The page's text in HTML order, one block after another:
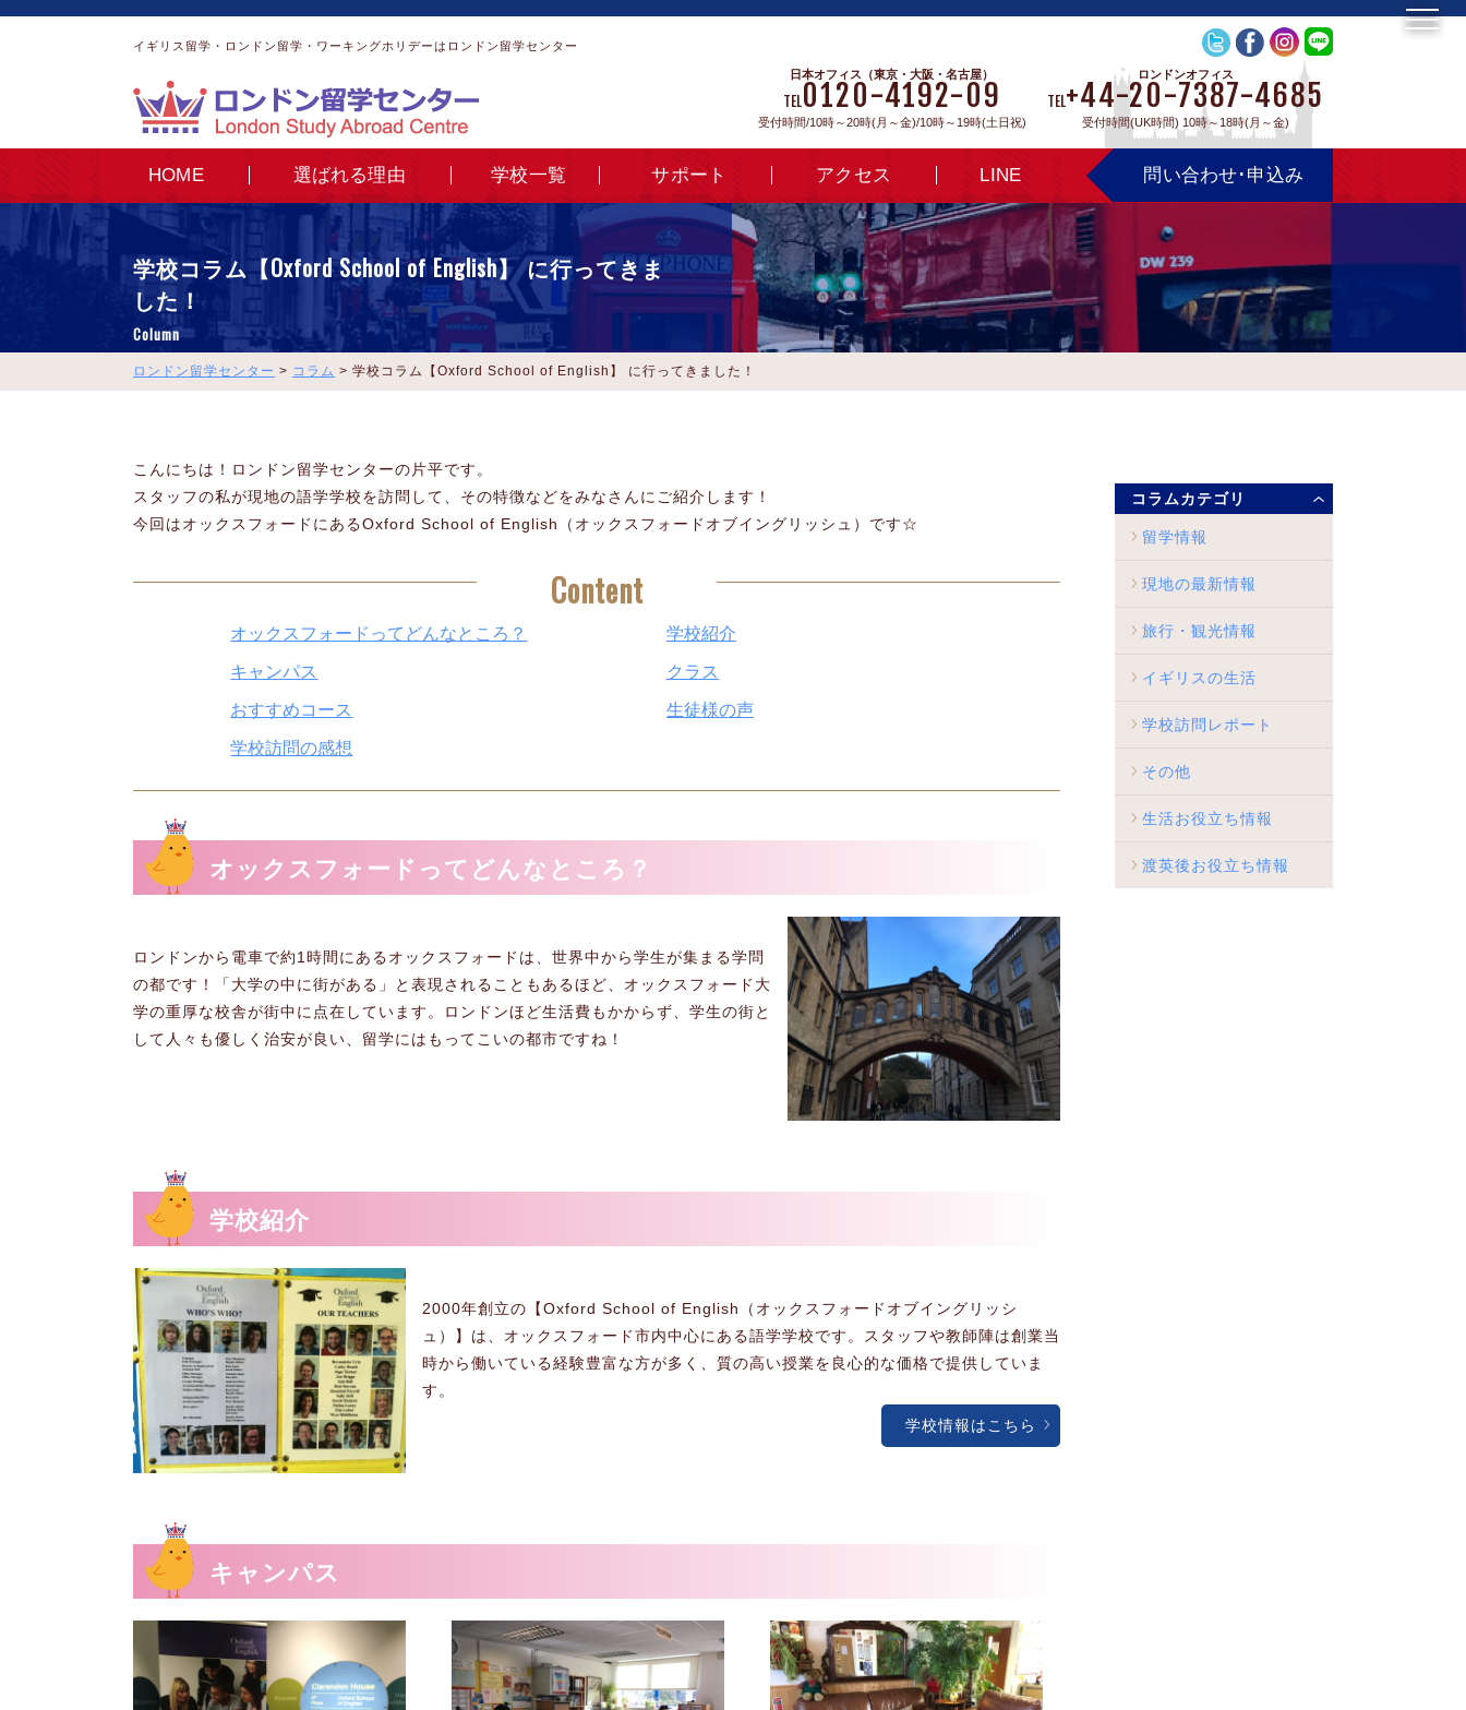
イギリス留学・ロンドン留学・ワーキングホリデーはロンドン留学センター
日本オフィス（東京・大阪・名古屋）
TEL0120-4192-09
受付時間/10時～20時(月～金)/10時～19時(土日祝)
ロンドンオフィス
TEL+44-20-7387-4685
受付時間(UK時間) 10時～18時(月～金)
HOME 選ばれる理由 学校一覧 サポート アクセス LINE 問い合わせ･申込み
学校コラム【Oxford School of English】 に行ってきま
した！
Column
ロンドン留学センター > コラム > 学校コラム【Oxford School of English】 に行ってきました！
こんにちは！ロンドン留学センターの片平です。
スタッフの私が現地の語学学校を訪問して、その特徴などをみなさんにご紹介します！
今回はオックスフォードにあるOxford School of English（オックスフォードオブイングリッシュ）です☆
Content
オックスフォードってどんなところ？
学校紹介
キャンパス
クラス
おすすめコース
生徒様の声
学校訪問の感想
オックスフォードってどんなところ？
ロンドンから電車で約1時間にあるオックスフォードは、世界中から学生が集まる学問
の都です！「大学の中に街がある」と表現されることもあるほど、オックスフォード大
学の重厚な校舎が街中に点在しています。ロンドンほど生活費もかからず、学生の街と
して人々も優しく治安が良い、留学にはもってこいの都市ですね！
学校紹介
2000年創立の【Oxford School of English（オックスフォードオブイングリッシ
ュ）】は、オックスフォード市内中心にある語学学校です。スタッフや教師陣は創業当
時から働いている経験豊富な方が多く、質の高い授業を良心的な価格で提供していま
す。
学校情報はこちら
キャンパス
コラムカテゴリ
留学情報
現地の最新情報
旅行・観光情報
イギリスの生活
学校訪問レポート
その他
生活お役立ち情報
渡英後お役立ち情報